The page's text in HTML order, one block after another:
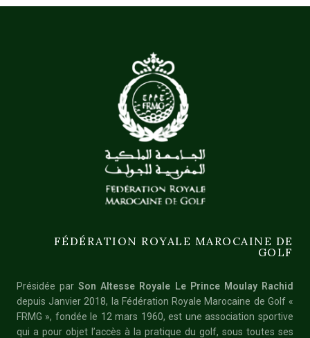
FÉDÉRATION ROYALE MAROCAINE DE
GOLF
Présidée parSon Altesse Royale Le Prince Moulay Rachid
depuis Janvier 2018, la Fédération Royale Marocaine de Golf «
FRMG », fondée le 12 mars 1960, est une association sportive
qui a pour objet l’accès à la pratique du golf, sous toutes ses